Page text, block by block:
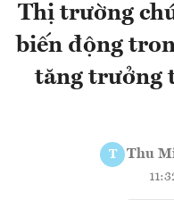
Thị trường
biến động
tăng trưởng
T Thu